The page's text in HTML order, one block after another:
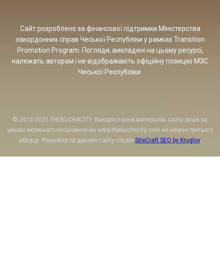
Сайт розроблено за фінансової підтримки Міністерства
закордонних справ Чеської Республіки у рамках Transition
Promotion Program. Погляди, викладені на цьому ресурсі,
належать авторам і не відображають офіційну позицію МЗС
Чеської Республіки.
© 2015-2023 THEBUCHACITY. Використання матеріалів сайту лише за
умови активного посилання на www.thebuchacity.com не нижче третього
абзацу. Розробка та дизайн сайту студія SiteCraft SEO by Kruglov.